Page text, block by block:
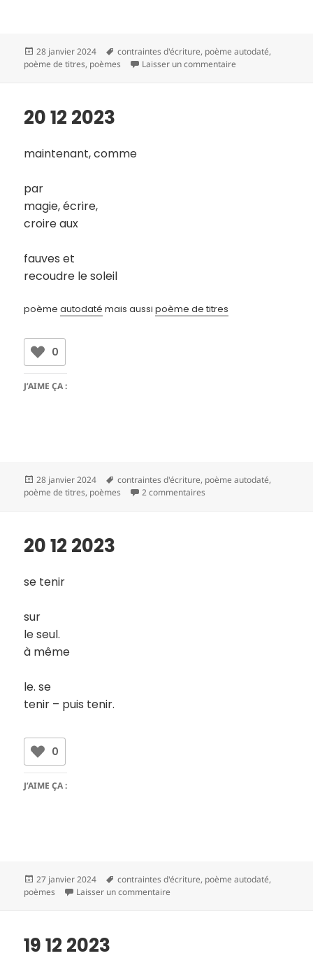
Publié
le
28 janvier 2024
Mots-
clés
contraintes d'écriture, poème autodaté,
poème de titres, poèmes Laisser un commentaire
20 12 2023
maintenant, comme
par
magie, écrire,
croire aux
fauves et
recoudre le soleil
poèmeautodaté mais aussipoème de titres
0
J’AIME ÇA :
Publié
le
28 janvier 2024
Mots-
clés
contraintes d'écriture, poème autodaté,
poème de titres, poèmes 2 commentaires
20 12 2023
se tenir
sur
le seul.
à même
le. se
tenir – puis tenir.
0
J’AIME ÇA :
Publié
le
27 janvier 2024
Mots-
clés
contraintes d'écriture, poème autodaté,
poèmes
Laisser un commentaire
19 12 2023